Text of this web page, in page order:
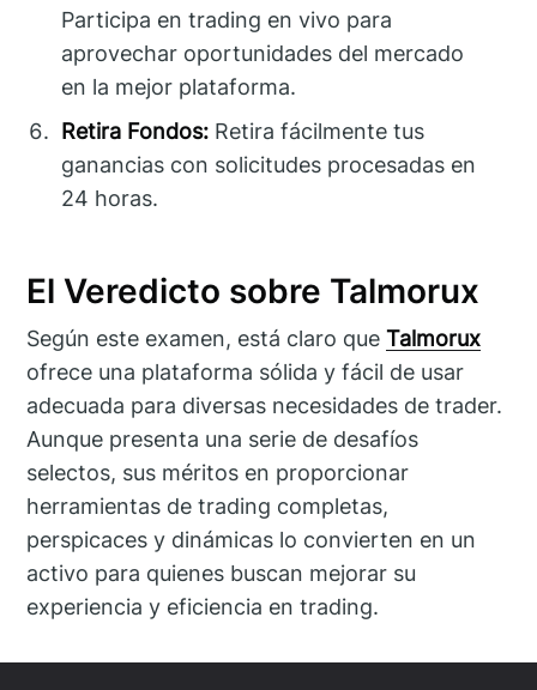
Participa en trading en vivo para
aprovechar oportunidades del mercado
en la mejor plataforma.
Retira Fondos: Retira fácilmente tus
ganancias con solicitudes procesadas en
24 horas.
El Veredicto sobre Talmorux
Según este examen, está claro queTalmorux
ofrece una plataforma sólida y fácil de usar
adecuada para diversas necesidades de trader.
Aunque presenta una serie de desafíos
selectos, sus méritos en proporcionar
herramientas de trading completas,
perspicaces y dinámicas lo convierten en un
activo para quienes buscan mejorar su
experiencia y eficiencia en trading.